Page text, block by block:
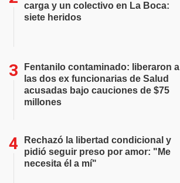
carga y un colectivo en La Boca:
siete heridos
Fentanilo contaminado: liberaron a
las dos ex funcionarias de Salud
acusadas bajo cauciones de $75
millones
Rechazó la libertad condicional y
pidió seguir preso por amor: "Me
necesita él a mí"